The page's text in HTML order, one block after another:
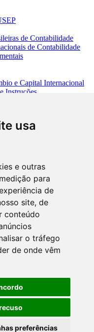
usa
e outras
para
de
site, de
conteúdo
o tráfego
de onde vêm
preferências
de Contabilidade
de Contabilidade
e Capital Internacional
Instruções
Valores Mobiliários
do SFN
Bancária
Nacional de
e Cosif-e